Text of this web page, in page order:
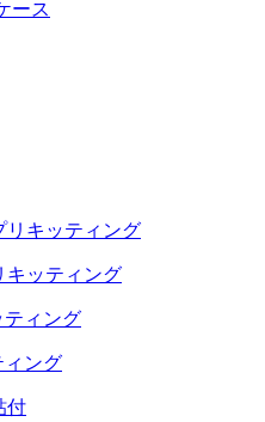
ース
キッティング
ィング